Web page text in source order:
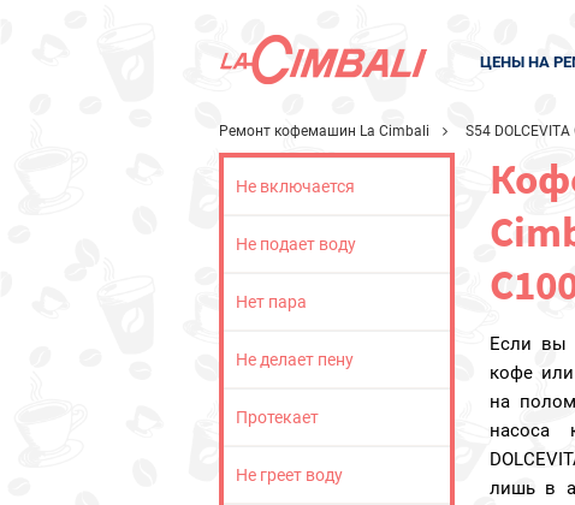
ЦЕНЫ НА
Ремонт кофемашин La Cimbali S54 DOLCEVITA
Не включается
Не подает воду
Нет пара
Не делает пену
Протекает
Не греет воду
Если вы
кофе
на
насоса
лишь в